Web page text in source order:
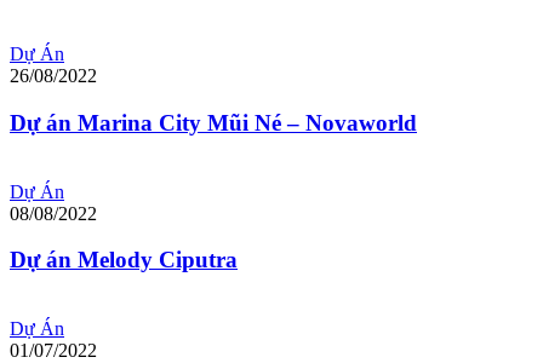
Dự Án
26/08/2022
Dự án Marina City Mũi Né – Novaworld
Dự Án
08/08/2022
Dự án Melody Ciputra
Dự Án
01/07/2022